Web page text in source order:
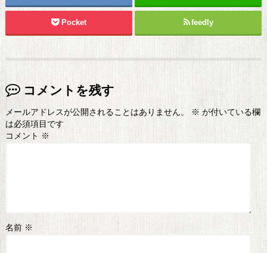
Pocket feedly
コメントを残す
メールアドレスが公開されることはありません。 ※ が付いている欄
は必須項目です
コメント ※
名前 ※